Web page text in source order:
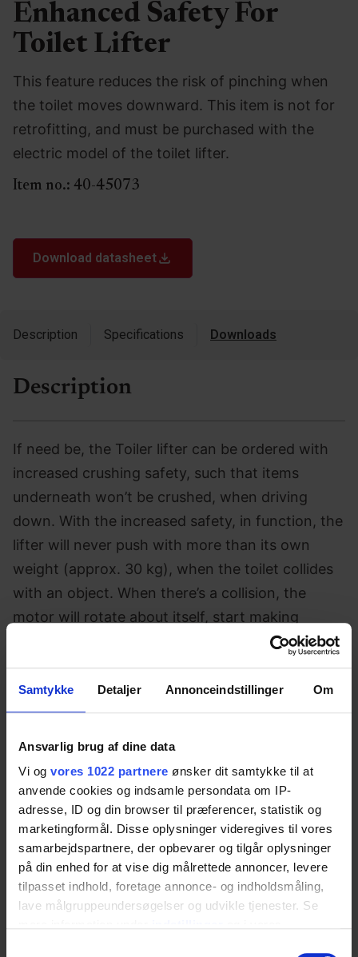
Samtykke Detaljer Annonceindstillinger Om
Ansvarlig brug af dine data
Vi og vores 1022 partnere ønsker dit samtykke til at
anvende cookies og indsamle persondata om IP-
adresse, ID og din browser til præferencer, statistik og
marketingformål. Disse oplysninger videregives til vores
samarbejdspartnere, der opbevarer og tilgår oplysninger
på din enhed for at vise dig målrettede annoncer, levere
tilpasset indhold, foretage annonce- og indholdsmåling,
lave målgruppeundersøgelser og udvikle tjenester. Se
Enhanced Safety For
Toilet Lifter
This feature reduces the risk of pinching when
the toilet moves downward. This item is not for
retrofitting, and must be purchased with the
electric model of the toilet lifter.
Item no.: 40-45073
Download datasheet
Description Specifications Downloads
Description
If need be, the Toiler lifter can be ordered with
increased crushing safety, such that items
underneath won’t be crushed, when driving
down. With the increased safety, in function, the
lifter will never push with more than its own
weight (approx. 30 kg), when the toilet collides
with an object. When there’s a collision, the
motor will rotate about itself, start making
clicking noises, and won’t drive further down.
purchased with the toilet lifter.
Specifications
Item number
40-45073